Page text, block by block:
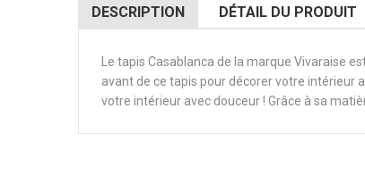
DESCRIPTION DÉTAIL DU PRODUIT
Le tapis Casablanca de la marque Vivaraise
avant de ce tapis pour décorer votre intérieur
votre intérieur avec douceur ! Grâce à sa